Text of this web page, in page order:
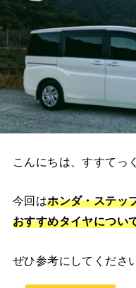
こんにちは、すすてっ
今回はホンダ・ステッ
おすすめタイヤについ
ぜひ参考にしてくださ